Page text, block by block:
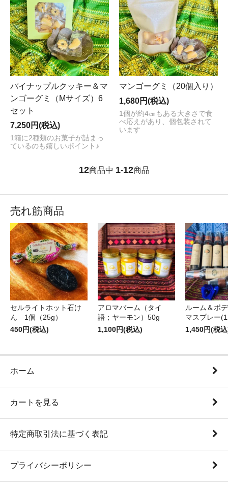
パイナップルクッキー＆マ
ンゴーグミ（Mサイズ）6
セット
7,250円(税込)
1箱に2種類のお菓子が詰まっ
ているのも嬉しいポイント♪
マンゴーグミ（20個入り）
1,680円(税込)
1個が約4㎝もある大きさで食
べ応えがあり、個包装されて
います
12商品中 1-12商品
売れ筋商品
セルライトホット石け
ん 1個（25g）
450円(税込)
アロマバーム（タイ
語；ヤーモン）50g
1,100円(税込)
ルーム＆ボ
マスプレー
1,450円(税
ホーム
カートを見る
特定商取引法に基づく表記
プライバシーポリシー